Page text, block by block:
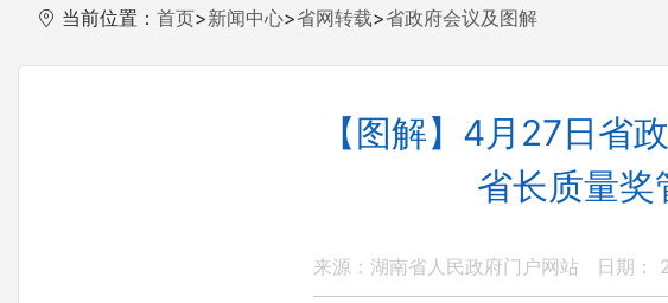
当前位置： 首页>新闻中心>省网转载>省政府会议及图解
【图解】4月27日省
省长质量奖
来源：湖南省人民政府门户网站 日期：